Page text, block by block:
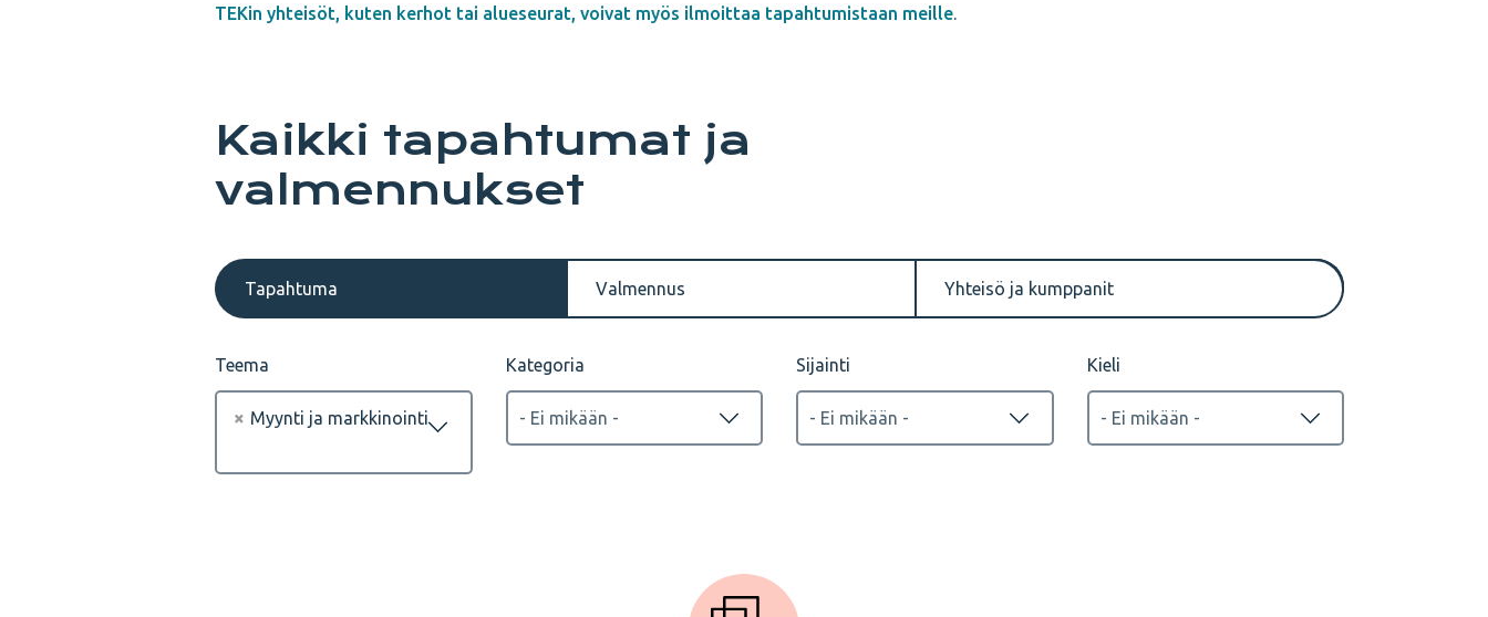
TEKin yhteisöt, kuten kerhot tai alueseurat, voivat myös ilmoittaa tapahtumistaan meille.
Kaikki tapahtumat ja
valmennukset
Tapahtuma Valmennus Yhteisö ja kumppanit
Teema
× Myynti ja markkinointi
Kategoria Sijainti Kieli